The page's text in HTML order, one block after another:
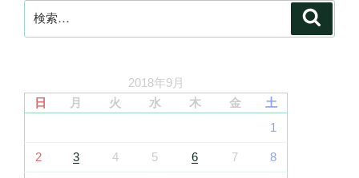
索:
2018年9月
日
月 火 水 木 金
土
1
2 3 4 5 6 7 8